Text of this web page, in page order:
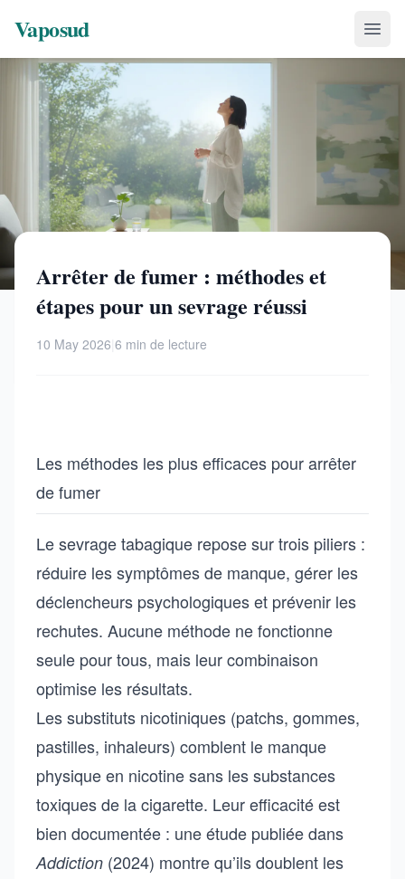
Vaposud
Arrêter de fumer : méthodes et
étapes pour un sevrage réussi
10 May 2026 6 min de lecture
Les méthodes les plus efficaces pour arrêter
de fumer
Le sevrage tabagique repose sur trois piliers :
réduire les symptômes de manque, gérer les
déclencheurs psychologiques et prévenir les
rechutes. Aucune méthode ne fonctionne
seule pour tous, mais leur combinaison
optimise les résultats.
Les substituts nicotiniques (patchs, gommes,
pastilles, inhaleurs) comblent le manque
physique en nicotine sans les substances
toxiques de la cigarette. Leur efficacité est
bien documentée : une étude publiée dans
Addiction (2024) montre qu’ils doublent les